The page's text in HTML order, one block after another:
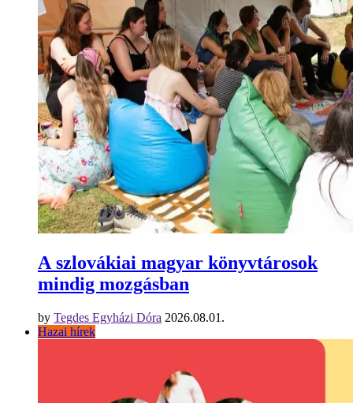
A szlovákiai magyar könyvtárosok
mindig mozgásban
by Tegdes Egyházi Dóra 2026.08.01.
Hazai hírek